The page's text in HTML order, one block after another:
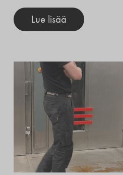
Lue lisää